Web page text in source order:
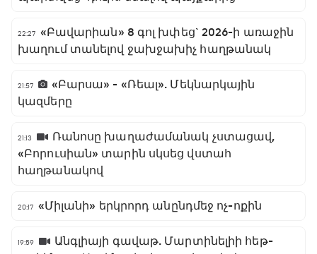
22:27 «Բավարիան» 8 գոլ խփեց` 2026-ի առաջին
խաղում տանելով ջախջախիչ հաղթանակ
21:57
«Բարսա» - «Ռեալ». Մեկնարկային
կազմերը
21:13
Ռանոսը խաղաժամանակ չստացավ,
«Բորուսիան» տարին սկսեց վստահ
հաղթանակով
20:17 «Միլանի» երկրորդ անընդմեջ ոչ-ոքին
19:59
Անգլիայի գավաթ. Մարտինելիի հեթ-